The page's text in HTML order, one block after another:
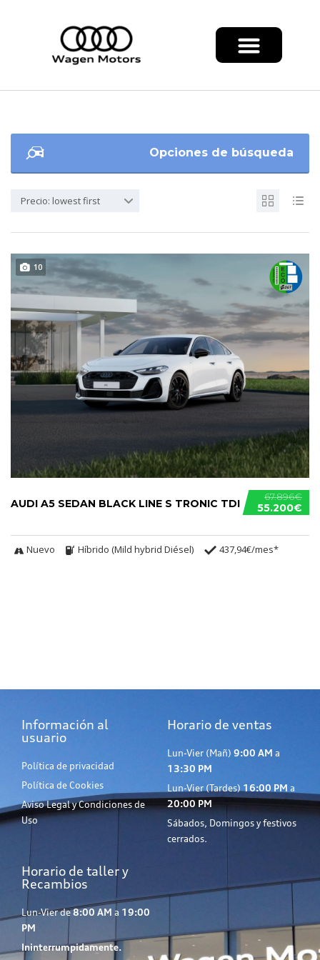
Opciones de búsqueda
Precio: lowest first
10
67.896€
55.200€
AUDI A5 SEDAN BLACK LINE S TRONIC TDI
Nuevo Híbrido (Mild hybrid Diésel) 437,94€/mes*
Información al
usuario
Política de privacidad
Política de Cookies
Aviso Legal y Condiciones de
Uso
Horario de ventas
Lun-Vier (Mañ) 9:00 AM a
13:30 PM
Lun-Vier (Tardes) 16:00 PM a
20:00 PM
Sábados, Domingos y festivos
cerrados.
Horario de taller y
Recambios
Lun-Vier de8:00 AM a 19:00
PM
Ininterrumpidamente.